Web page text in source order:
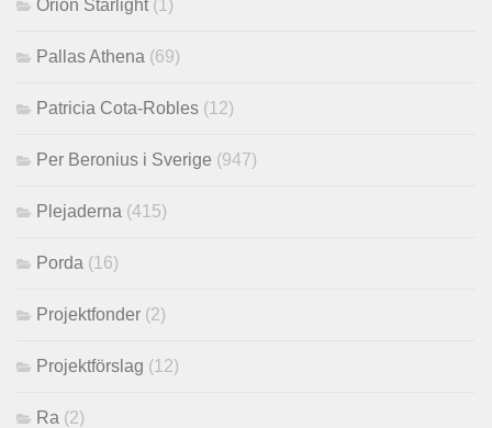
Orion Starlight (1)
Pallas Athena (69)
Patricia Cota-Robles (12)
Per Beronius i Sverige (947)
Plejaderna (415)
Porda (16)
Projektfonder (2)
Projektförslag (12)
Ra (2)